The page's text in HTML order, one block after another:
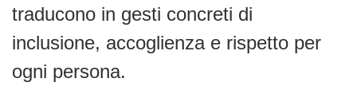
traducono in gesti concreti di
inclusione, accoglienza e rispetto per
ogni persona.